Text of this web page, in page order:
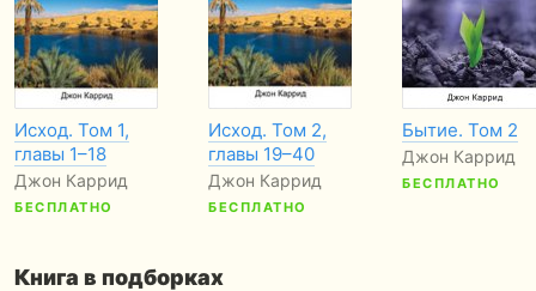
Исход. Том 1,
главы 1–18
Джон Каррид
БЕСПЛАТНО
Исход. Том 2,
главы 19–40
Джон Каррид
БЕСПЛАТНО
Бытие. Том 2
Джон Каррид
БЕСПЛАТНО
Книга в подборках